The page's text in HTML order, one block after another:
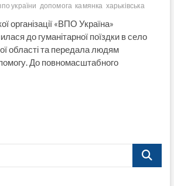
україни допомога камянка харьківська
організації «ВПО Україна»
до гуманітарної поїздки в село
області та передала людям
До повномасштабного
Поиск…